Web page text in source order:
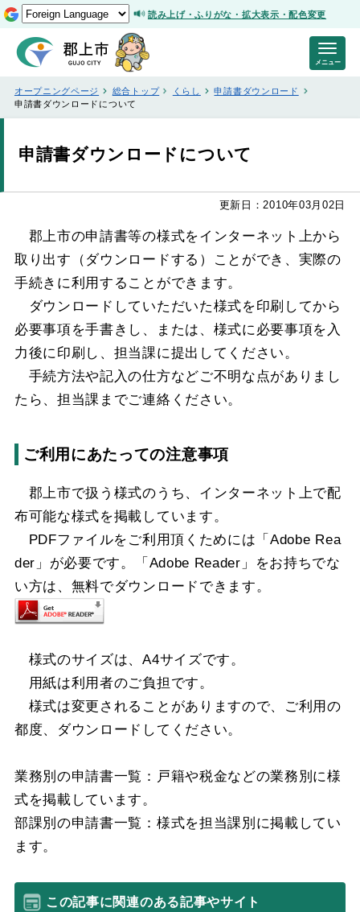
読み上げ・ふりがな・拡大表示・配色変更
オープニングページ 総合トップ くらし
申請書ダウンロード
申請書ダウンロードについて
申請書ダウンロードについて
更新日：2010年03月02日
郡上市の申請書等の様式をインターネット上から
取り出す（ダウンロードする）ことができ、実際の
手続きに利用することができます。
ダウンロードしていただいた様式を印刷してから
必要事項を手書きし、または、様式に必要事項を入
力後に印刷し、担当課に提出してください。
手続方法や記入の仕方などご不明な点がありまし
たら、担当課までご連絡ください。
ご利用にあたっての注意事項
郡上市で扱う様式のうち、インターネット上で配
布可能な様式を掲載しています。
PDFファイルをご利用頂くためには「Adobe Rea
der」が必要です。「Adobe Reader」をお持ちでな
い方は、無料でダウンロードできます。
様式のサイズは、A4サイズです。
用紙は利用者のご負担です。
様式は変更されることがありますので、ご利用の
都度、ダウンロードしてください。
業務別の申請書一覧：戸籍や税金などの業務別に様
式を掲載しています。
部課別の申請書一覧：様式を担当課別に掲載してい
ます。
この記事に関連のある記事やサイト
メニュー